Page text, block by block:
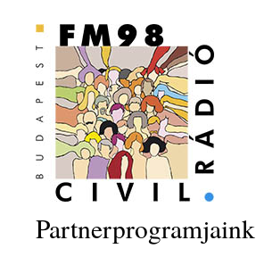
Partnerprogramjaink